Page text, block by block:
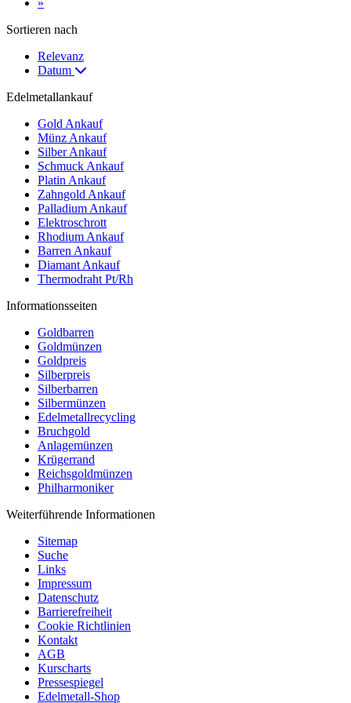
»
Sortieren nach
Relevanz
Datum
Edelmetallankauf
Gold Ankauf
Münz Ankauf
Silber Ankauf
Schmuck Ankauf
Platin Ankauf
Zahngold Ankauf
Palladium Ankauf
Elektroschrott
Rhodium Ankauf
Barren Ankauf
Diamant Ankauf
Thermodraht Pt/Rh
Informationsseiten
Goldbarren
Goldmünzen
Goldpreis
Silberpreis
Silberbarren
Silbermünzen
Edelmetallrecycling
Bruchgold
Anlagemünzen
Krügerrand
Reichsgoldmünzen
Philharmoniker
Weiterführende Informationen
Sitemap
Suche
Links
Impressum
Datenschutz
Barrierefreiheit
Cookie Richtlinien
Kontakt
AGB
Kurscharts
Pressespiegel
Edelmetall-Shop